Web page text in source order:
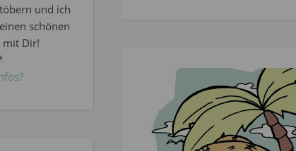
und ich
schönen
mit Dir!